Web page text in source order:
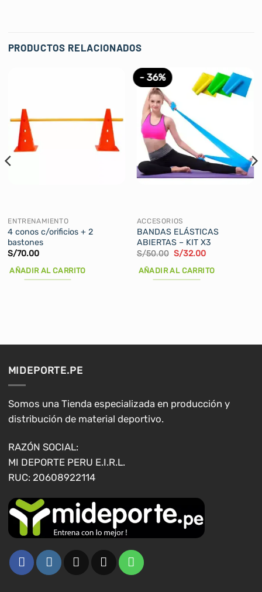
PRODUCTOS RELACIONADOS
ENTRENAMIENTO
4 conos c/orificios + 2
bastones
S/70.00
AÑADIR AL CARRITO
- 36%
ACCESORIOS
BANDAS ELÁSTICAS
ABIERTAS – KIT X3
S/50.00 El
original
era:
S/32.00El
actual
AÑADIR AL CARRITO
MIDEPORTE.PE
Somos una Tienda especializada en producción y
distribución de material deportivo.
RAZÓN SOCIAL:
MI DEPORTE PERU E.I.R.L.
RUC: 20608922114